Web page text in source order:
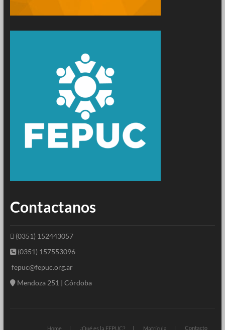
Contactanos
(0351) 152443057
(0351) 157553096
fepuc@fepuc.org.ar
Mendoza 251 | Córdoba
Home ¿Qué es la FEPUC? Matrícula Contacto